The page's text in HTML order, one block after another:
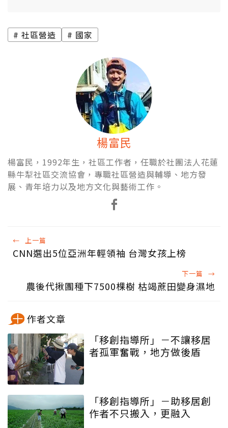
社區營造 國家
楊富民
楊富民，1992年生，社區工作者，任職於社團法人花蓮
縣牛犁社區交流協會，專職社區營造與輔導、地方發
展、青年培力以及地方文化與藝術工作。
← 上一篇
CNN選出5位亞洲年輕領袖 台灣女孩上榜
下一篇 →
農後代揪團種下7500棵樹 枯竭蔗田變身濕地
作者文章
「移創指導所」－不讓移居
者孤軍奮戰，地方做後盾
「移創指導所」－助移居創
作者不只搬入，更融入